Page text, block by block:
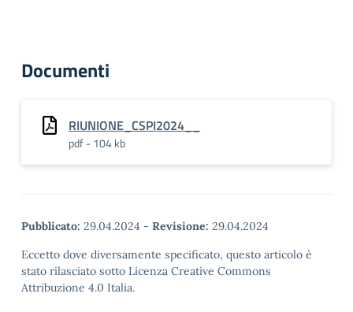
Documenti
RIUNIONE_CSPI2024__
pdf - 104 kb
Pubblicato: 29.04.2024 - Revisione: 29.04.2024
Eccetto dove diversamente specificato, questo articolo è
stato rilasciato sotto Licenza Creative Commons
Attribuzione 4.0 Italia.